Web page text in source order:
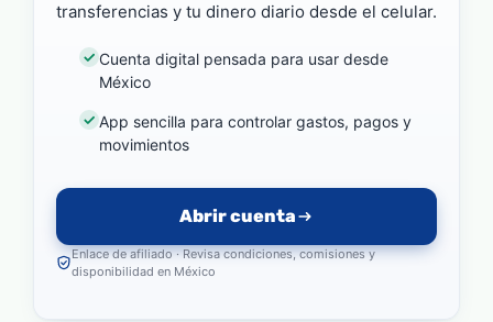
transferencias y tu dinero diario desde el celular.
Cuenta digital pensada para usar desde
México
App sencilla para controlar gastos, pagos y
movimientos
Abrir cuenta
Enlace de afiliado · Revisa condiciones, comisiones y
disponibilidad en México